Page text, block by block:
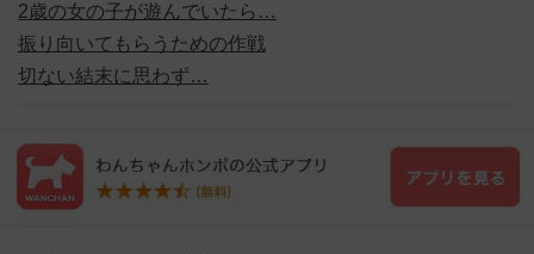
2歳の女の子が遊んでいたら…
振り向いてもらうための作戦
切ない結末に思わず…